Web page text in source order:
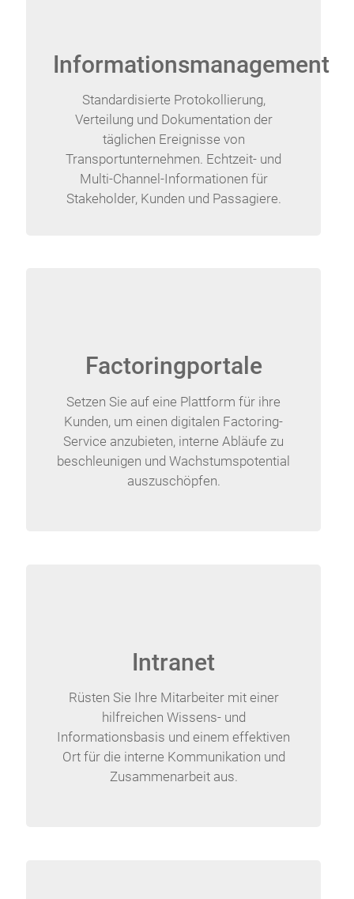
Informationsmanagement
Standardisierte Protokollierung,
Verteilung und Dokumentation der
täglichen Ereignisse von
Transportunternehmen. Echtzeit- und
Multi-Channel-Informationen für
Stakeholder, Kunden und Passagiere.
Factoringportale
Setzen Sie auf eine Plattform für ihre
Kunden, um einen digitalen Factoring-
Service anzubieten, interne Abläufe zu
beschleunigen und Wachstumspotential
auszuschöpfen.
Intranet
Rüsten Sie Ihre Mitarbeiter mit einer
hilfreichen Wissens- und
Informationsbasis und einem effektiven
Ort für die interne Kommunikation und
Zusammenarbeit aus.